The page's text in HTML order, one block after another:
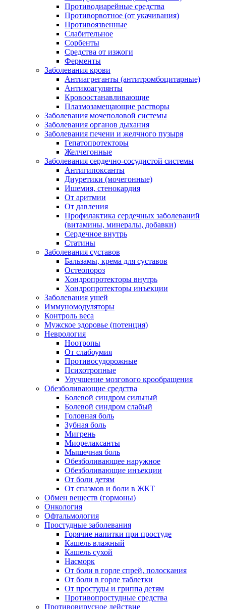
Противодиарейные средства
Противорвотное (от укачивания)
Противоязвенные
Слабительное
Сорбенты
Средства от изжоги
Ферменты
Заболевания крови
Антиагреганты (антитромбоцитарные)
Антикоагулянты
Кровоостанавливающие
Плазмозамещающие растворы
Заболевания мочеполовой системы
Заболевания органов дыхания
Заболевания печени и желчного пузыря
Гепатопротекторы
Желчегонные
Заболевания сердечно-сосудистой системы
Антигипоксанты
Диуретики (мочегонные)
Ишемия, стенокардия
От аритмии
От давления
Профилактика сердечных заболеваний
(витамины, минералы, добавки)
Сердечное внутрь
Статины
Заболевания суставов
Бальзамы, крема для суставов
Остеопороз
Хондропротекторы внутрь
Хондропротекторы инъекции
Заболевания ушей
Иммуномодуляторы
Контроль веса
Мужское здоровье (потенция)
Неврология
Ноотропы
От слабоумия
Противосудорожные
Психотропные
Улучшение мозгового крообращения
Обезболивающие средства
Болевой синдром сильный
Болевой синдром слабый
Головная боль
Зубная боль
Мигрень
Миорелаксанты
Мышечная боль
Обезболивающее наружное
Обезболивающие инъекции
От боли детям
От спазмов и боли в ЖКТ
Обмен веществ (гормоны)
Онкология
Офтальмология
Простудные заболевания
Горячие напитки при простуде
Кашель влажный
Кашель сухой
Насморк
От боли в горле спрей, полоскания
От боли в горле таблетки
От простуды и гриппа детям
Противопростудные средства
Противовирусное действие